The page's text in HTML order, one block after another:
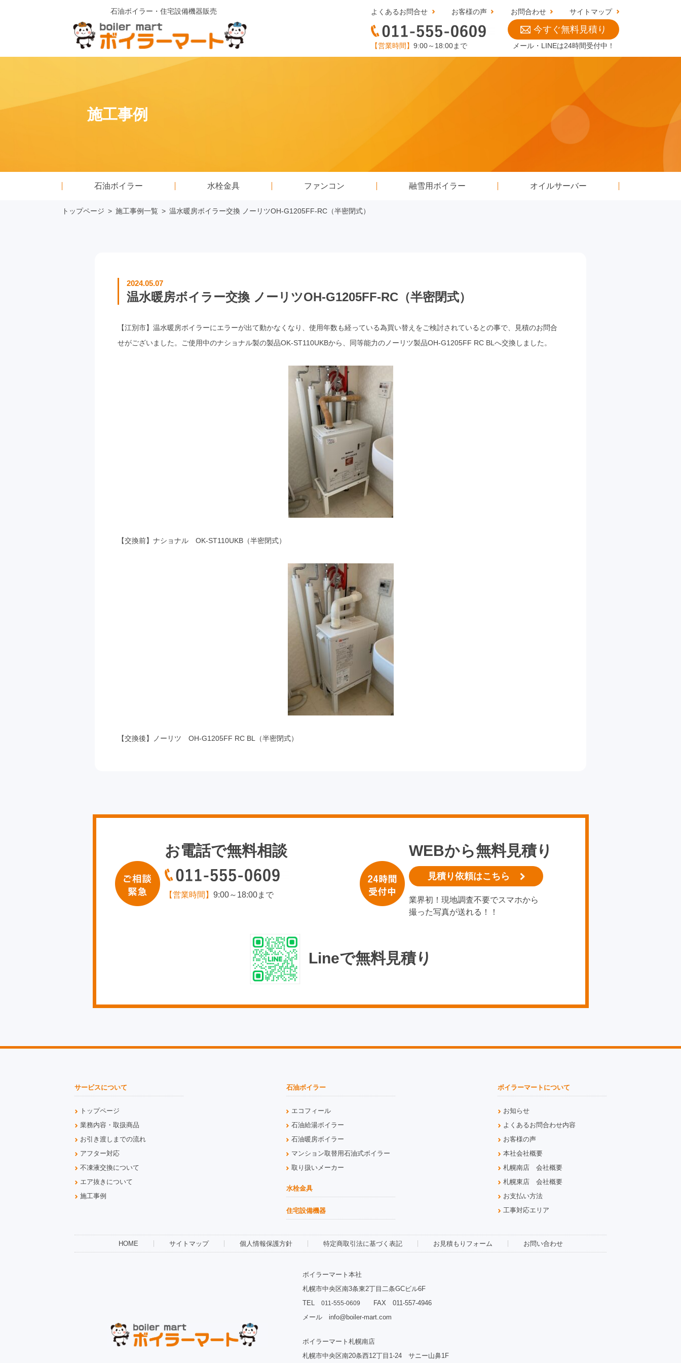
石油ボイラー・住宅設備機器販売 よくあるお問合せ お客様の声 お問合わせ サイトマップ
【営業時間】 9:00～18:00まで
今すぐ無料見積り
メール・LINEは24時間受付中！
施工事例
石油ボイラー 水栓金具 ファンコン 融雪用ボイラー オイルサーバー
トップページ > 施工事例一覧 > 温水暖房ボイラー交換 ノーリツOH-G1205FF-RC（半密閉式）
2024.05.07
温水暖房ボイラー交換 ノーリツOH-G1205FF-RC（半密閉式）
【江別市】温水暖房ボイラーにエラーが出て動かなくなり、使用年数も経っている為買い替えをご検討されているとの事で、見積のお問合
せがございました。ご使用中のナショナル製の製品OK-ST110UKBから、同等能力のノーリツ製品OH-G1205FF RC BLへ交換しました。
【交換前】ナショナル OK-ST110UKB（半密閉式）
【交換後】ノーリツ OH-G1205FF RC BL（半密閉式）
お電話で無料相談
【営業時間】 9:00～18:00まで
WEBから無料見積り
見積り依頼はこちら
業界初！現地調査不要でスマホから
撮った写真が送れる！！
Lineで無料見積り
サービスについて
トップページ
業務内容・取扱商品
お引き渡しまでの流れ
アフター対応
不凍液交換について
エア抜きについて
施工事例
石油ボイラー
エコフィール
石油給湯ボイラー
石油暖房ボイラー
マンション取替用石油式ボイラー
取り扱いメーカー
水栓金具
住宅設備機器
ボイラーマートについて
お知らせ
よくあるお問合わせ内容
お客様の声
本社会社概要
札幌南店 会社概要
札幌東店 会社概要
お支払い方法
工事対応エリア
HOME サイトマップ 個人情報保護方針 特定商取引法に基づく表記 お見積もりフォーム お問い合わせ
ボイラーマート本社
札幌市中央区南3条東2丁目二条GCビル6F
TEL 011-555-0609
FAX 011-557-4946
メール info@boiler-mart.com
ボイラーマート札幌南店
札幌市中央区南20条西12丁目1-24 サニー山鼻1F